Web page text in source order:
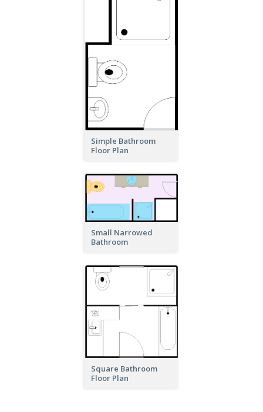
Simple Bathroom
Floor Plan
Small Narrowed
Bathroom
Square Bathroom
Floor Plan